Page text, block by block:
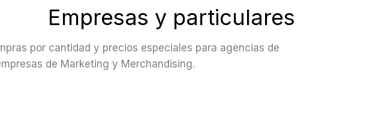
Empresas y particulares
por cantidad y precios especiales para agencias de
de Marketing y Merchandising.